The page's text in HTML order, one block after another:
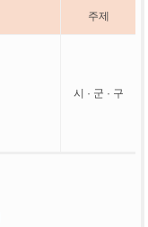
주제
시 · 군 · 구